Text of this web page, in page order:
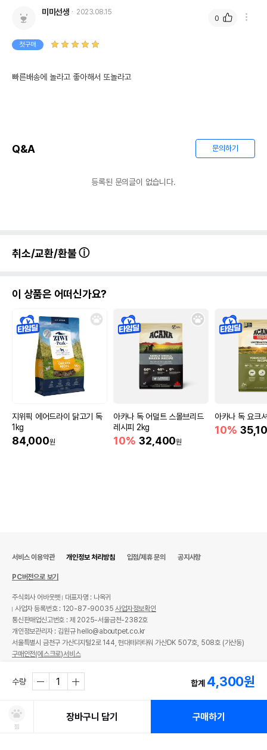
미미선생 2023.08.15
첫구매
빠른배송에 놀라고 좋아해서 또놀라고
0
Q&A 문의하기
등록된 문의글이 없습니다.
취소/교환/환불
이 상품은 어떠신가요?
지위픽 에어드라이 닭고기 독
1kg
84,000원
아카나 독 어덜트 스몰브리드
레시피 2kg
10% 32,400원
아카나 독 요크
10%
수량 합계 4,300원
찜
장바구니 담기 구매하기
서비스 이용약관 개인정보 처리방침 입점/제휴 문의 공지사항
PC버전으로 보기
주식회사 어바웃펫
대표자명 : 나옥귀
사업자 등록번호 : 120-87-90035사업자정보확인
통신판매업신고번호 : 제 2025-서울금천-2382호
개인정보관리자 : 김원규 hello@aboutpet.co.kr
서울특별시 금천구 가산디지털2로 144, 현대테라타워 가산DK 507호, 508호 (가산동)
구매안전(에스크로)서비스